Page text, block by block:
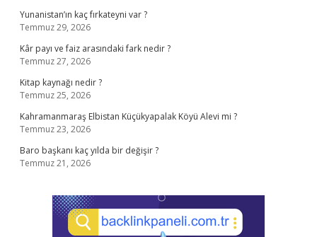
Yunanistan’ın kaç fırkateyni var ?
Temmuz 29, 2026
Kâr payı ve faiz arasındaki fark nedir ?
Temmuz 27, 2026
Kitap kaynağı nedir ?
Temmuz 25, 2026
Kahramanmaraş Elbistan Küçükyapalak Köyü Alevi mi ?
Temmuz 23, 2026
Baro başkanı kaç yılda bir değişir ?
Temmuz 21, 2026